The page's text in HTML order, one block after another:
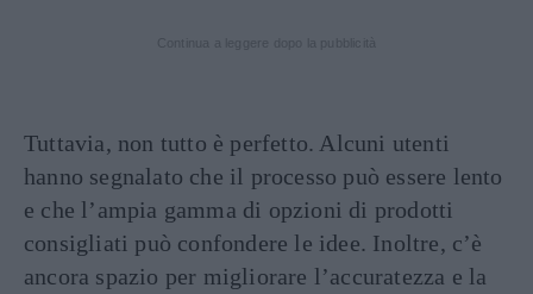
Tuttavia, non tutto è perfetto. Alcuni utenti
hanno segnalato che il processo può essere lento
e che l’ampia gamma di opzioni di prodotti
consigliati può confondere le idee. Inoltre, c’è
ancora spazio per migliorare l’accuratezza e la